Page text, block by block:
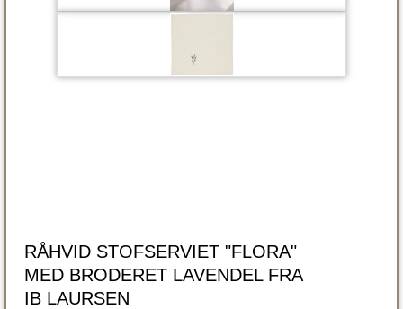
RÅHVID STOFSERVIET "FLORA"
MED BRODERET LAVENDEL FRA
IB LAURSEN